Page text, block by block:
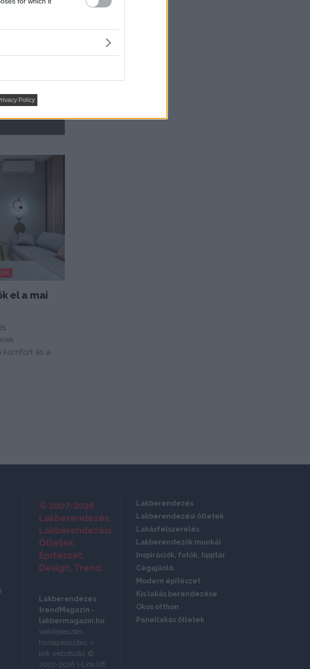
Policy
új, 60
el a mai
komfort és a
© 2007-2026
Lakberendezés,
Lakberendezési
Ötletek,
Építészet,
Design, Trend
Lakberendezés
trendMagazin -
lakbermagazin.hu
webfejlesztés,
honlapkészítés: i-
link webstúdió ©
2007-2026 I-Link Kft
Lakberendezés
Lakberendezési ötletek
Lakásfelszerelés
Lakberendezők munkái
Inspirációk, fotók, tipptár
Cégajánló
Modern építészet
Kis lakás berendezése
Okos otthon
Panellakás ötletek